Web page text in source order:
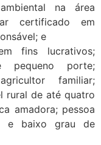
na área
certificado em
e
fins lucrativos;
pequeno porte;
familiar;
rural de até quatro
amadora; pessoa
e baixo grau de